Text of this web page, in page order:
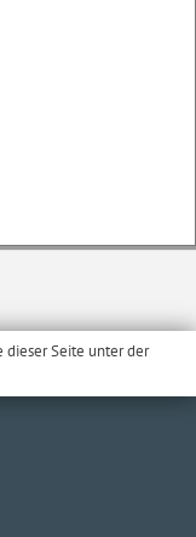
dieser Seite unter der